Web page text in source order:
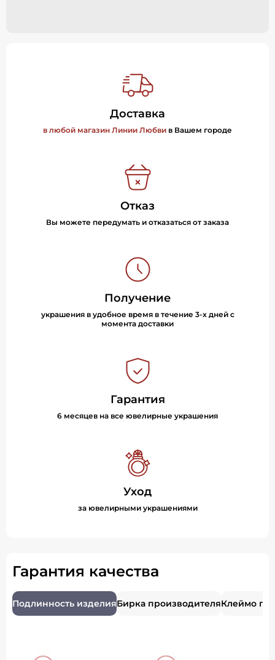
Доставка
в любой магазин Линии Любви в Вашем городе
Отказ
Вы можете передумать и отказаться от заказа
Получение
украшения в удобное время в течение 3-х дней с
момента доставки
Гарантия
6 месяцев на все ювелирные украшения
Уход
за ювелирными украшениями
Гарантия качества
Подлинность изделияБирка производителяКлеймо